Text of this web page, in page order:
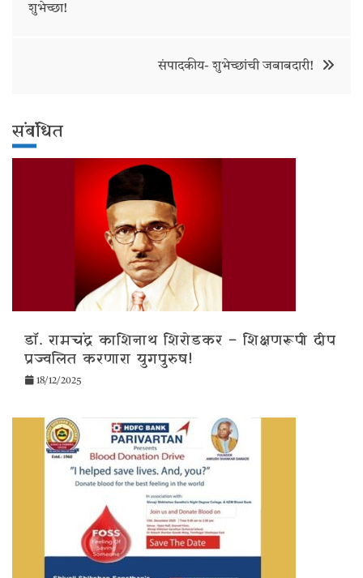
navigation
शुभेच्छा!
संपादकीय- शुभेच्छांची जबाबदारी!
संबंधित
डॉ. रामचंद्र काशिनाथ शिरोडकर – शिक्षणरूपी दीप
प्रज्वलित करणारा युगपुरुष!
18/12/2025